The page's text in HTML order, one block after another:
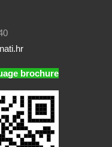
brochure